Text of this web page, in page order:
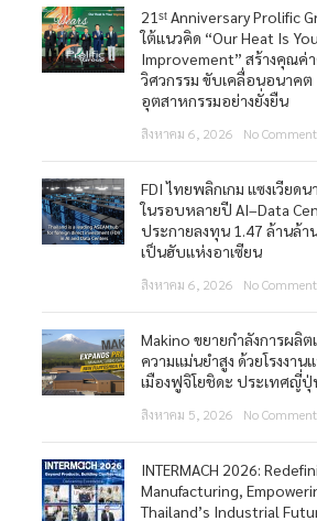
21ˢᵗ Anniversary Prolific
ใต้แนวคิด “Our Heat Is
Improvement” สร้างคุณค่
วิศวกรรม ขับเคลื่อนอนาคต
อุตสาหกรรมอย่างยั่งยืน
สิงหาคม 6, 2026 No
FDI ไทยพลิกเกม แซงเวียดน
ในรอบหลายปี AI–Data
ประกายลงทุน 1.47 ล้านล้า
เป็นฮับแห่งอาเซียน
สิงหาคม 6, 2026 No
Makino ขยายกำลังการผลิต
ความแม่นยำสูง ด้วยโรงงาน
เมืองฟูจิโยชิดะ ประเทศญี่ปุ่
สิงหาคม 5, 2026 No
INTERMACH 2026:
Manufacturing,
Thailand’s Industrial